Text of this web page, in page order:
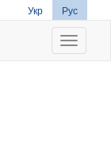
Укр Рус